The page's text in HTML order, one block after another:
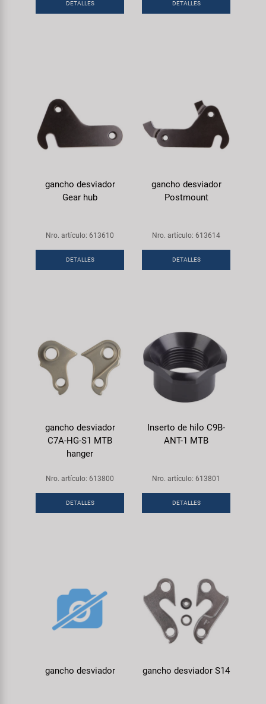
DETALLES DETALLES
gancho desviador
Gear hub
Nro. artículo: 613610
DETALLES
gancho desviador
Postmount
Nro. artículo: 613614
DETALLES
gancho desviador
C7A-HG-S1 MTB
hanger
Nro. artículo: 613800
DETALLES
Inserto de hilo C9B-
ANT-1 MTB
Nro. artículo: 613801
DETALLES
gancho desviador gancho desviador S14